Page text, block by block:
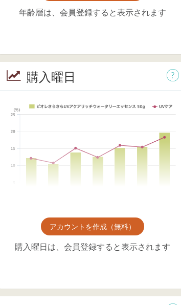
年齢層は、会員登録すると表示されます
購入曜日
アカウントを作成（無料）
購入曜日は、会員登録すると表示されます